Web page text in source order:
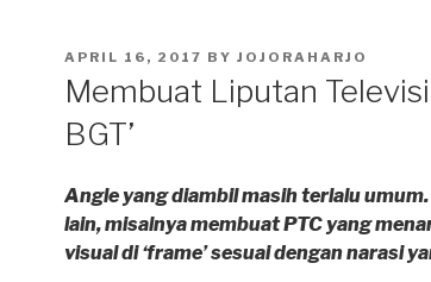
POSTED
APRIL 16, 2017 BY JOJORAHARJO
Membuat Liputan
BGT’
Angle yang diambil masih terlalu
lain, misalnya membuat PTC yang
visual di ‘frame’ sesuai dengan narasi